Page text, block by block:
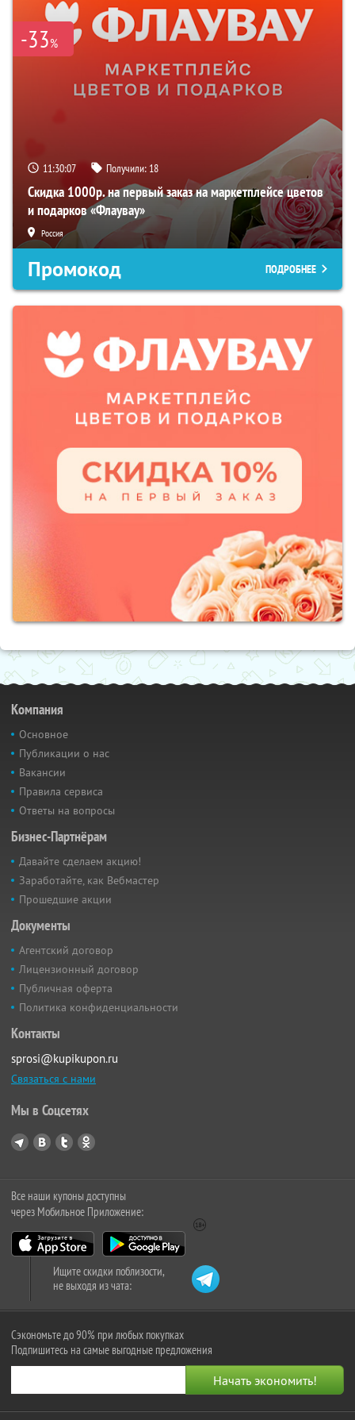
-33%
11:30:06 Получили: 18
Скидка 1000р. на первый заказ на маркетплейсе цветов
и подарков «Флаувау»
Россия
Промокод ПОДРОБНЕЕ
Компания
Основное
Публикации о нас
Вакансии
Правила сервиса
Ответы на вопросы
Бизнес-Партнёрам
Давайте сделаем акцию!
Заработайте, как Вебмастер
Прошедшие акции
Документы
Агентский договор
Лицензионный договор
Публичная оферта
Политика конфиденциальности
Контакты
sprosi@kupikupon.ru
Связаться с нами
Мы в Соцсетях
Все наши купоны доступны
через Мобильное Приложение:
Ищите скидки поблизости,
не выходя из чата:
Сэкономьте до 90% при любых покупках
Подпишитесь на самые выгодные предложения